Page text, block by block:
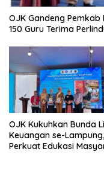
OJK Gandeng Pemkab
150 Guru Terima
OJK Kukuhkan Bunda
Keuangan se-Lampung,
Perkuat Edukasi